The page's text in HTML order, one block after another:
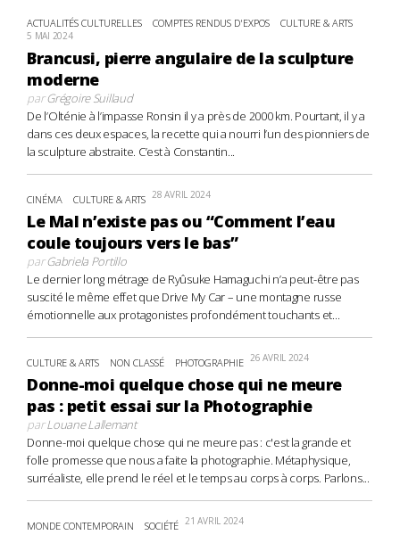
ACTUALITÉS CULTURELLES COMPTES RENDUS D'EXPOS CULTURE & ARTS
5 MAI 2024
Brancusi, pierre angulaire de la sculpture
moderne
parGrégoire Suillaud
De l’Olténie à l’impasse Ronsin il y a près de 2000 km. Pourtant, il y a
dans ces deux espaces, la recette qui a nourri l’un des pionniers de
la sculpture abstraite. C’est à Constantin...
CINÉMA CULTURE & ARTS 28 AVRIL 2024
Le Mal n’existe pas ou “Comment l’eau
coule toujours vers le bas”
parGabriela Portillo
Le dernier long métrage de Ryûsuke Hamaguchi n’a peut-être pas
suscité le même effet que Drive My Car – une montagne russe
émotionnelle aux protagonistes profondément touchants et...
CULTURE & ARTS NON CLASSÉ PHOTOGRAPHIE 26 AVRIL 2024
Donne-moi quelque chose qui ne meure
pas : petit essai sur la Photographie
parLouane Lallemant
Donne-moi quelque chose qui ne meure pas : c'est la grande et
folle promesse que nous a faite la photographie. Métaphysique,
surréaliste, elle prend le réel et le temps au corps à corps. Parlons...
MONDE CONTEMPORAIN SOCIÉTÉ 21 AVRIL 2024